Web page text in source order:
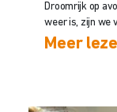
Droomrijk op
weer is, zijn we
Meer